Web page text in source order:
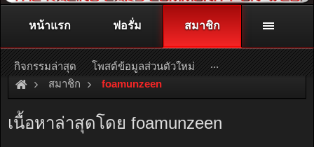
ติดต่อลงโฆษณา racingweb@gmail.comหรือโทร. 081-811-1138
หรืออ่านรายละเอียดเพิ่มเติม คลิกที่นี่
สมาชิก foamunzeen
เนื้อหาล่าสุดโดย foamunzeen
หน้าแรก ฟอรั่ม สมาชิก
กิจกรรมล่าสุด โพสต์ข้อมูลส่วนตัวใหม่ ...